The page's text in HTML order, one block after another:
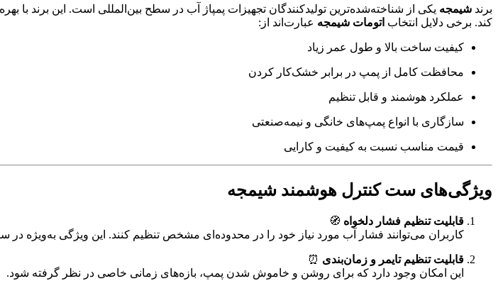
برند شیمجه یکی از شناخته‌شده‌ترین تولیدکنندگان تجهیزات پمپاژ آب در سطح بین‌المللی است. این برند با
کند. برخی دلایل انتخاب اتومات شیمجه عبارت‌اند از:
کیفیت ساخت بالا و طول عمر زیاد
محافظت کامل از پمپ در برابر خشک‌کار کردن
عملکرد هوشمند و قابل تنظیم
سازگاری با انواع پمپ‌های خانگی و نیمه‌صنعتی
قیمت مناسب نسبت به کیفیت و کارایی
ویژگی‌های ست کنترل هوشمند شیمجه
قابلیت تنظیم فشار دلخواه 🧭
کاربران می‌توانند فشار آب مورد نیاز خود را در محدوده‌ای مشخص تنظیم کنند. این ویژگی به‌ویژه در
قابلیت تنظیم تایمر و زمان‌بندی ⏰
این امکان وجود دارد که برای روشن و خاموش شدن پمپ، بازه‌های زمانی خاصی در نظر گرفته شود.